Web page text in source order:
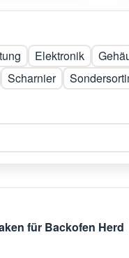
Elektronik
Scharnier
für Backofen Herd